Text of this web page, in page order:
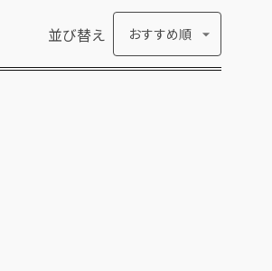
並び替え おすすめ順